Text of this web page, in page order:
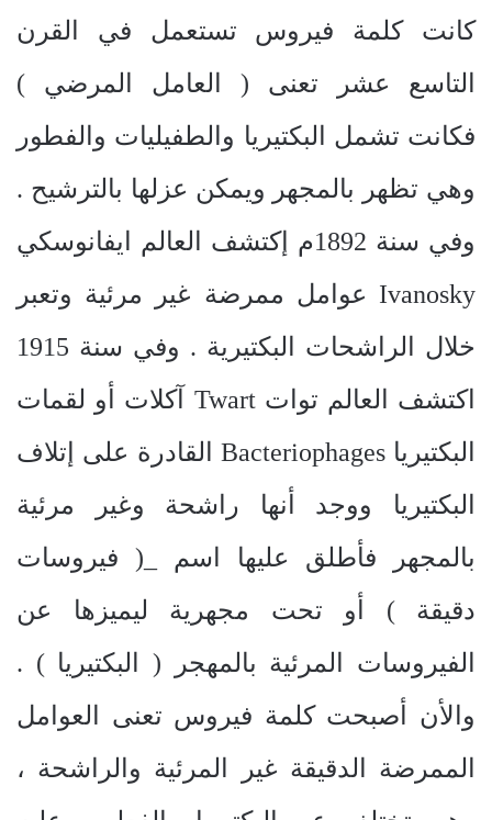
كانت كلمة فيروس تستعمل في القرن
التاسع عشر تعنى ( العامل المرضي )
فكانت تشمل البكتيريا والطفيليات والفطور
وهي تظهر بالمجهر ويمكن عزلها بالترشيح .
وفي سنة 1892م إكتشف العالم ايفانوسكي
Ivanosky عوامل ممرضة غير مرئية وتعبر
خلال الراشحات البكتيرية . وفي سنة 1915
اكتشف العالم تواتTwart آكلات أو لقمات
البكتيرياBacteriophages
القادرة على إتلاف
البكتيريا ووجد أنها راشحة وغير مرئية
بالمجهر فأطلق عليها اسم _( فيروسات
دقيقة ) أو تحت مجهرية ليميزها عن
الفيروسات المرئية بالمهجر ( البكتيريا ) .
والأن أصبحت كلمة فيروس تعنى العوامل
الممرضة الدقيقة غير المرئية والراشحة ،